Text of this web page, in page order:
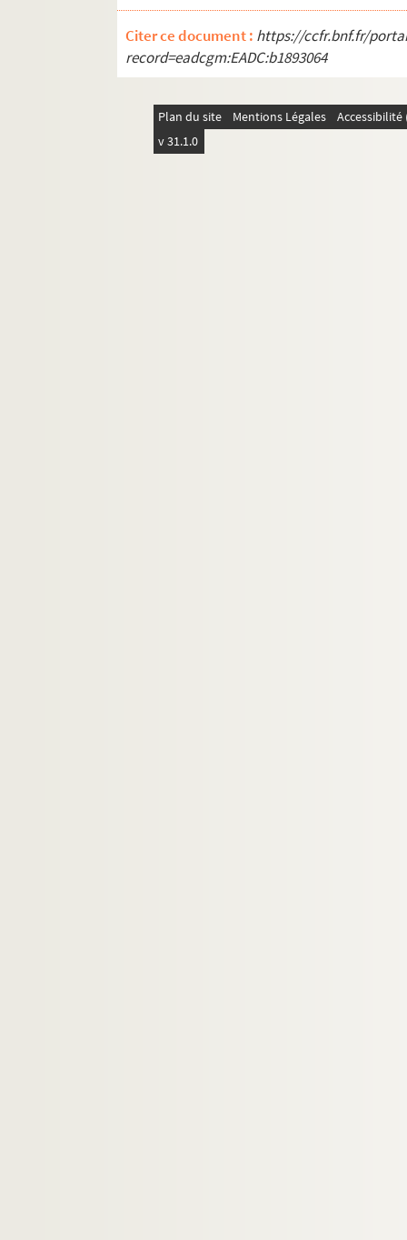
Citer ce document : https://ccfr.bnf.fr/
record=eadcgm:EADC:b1893064
Plan du site Mentions Légales
v 31.1.0